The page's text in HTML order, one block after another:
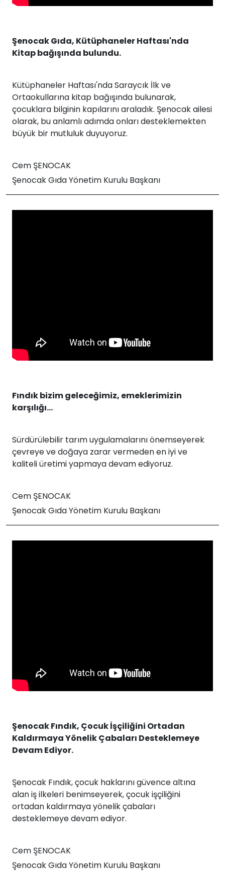
Şenocak Gıda, Kütüphaneler Haftası'nda
Kitap bağışında bulundu.
Kütüphaneler Haftası'nda Saraycık İlk ve
Ortaokullarına kitap bağışında bulunarak,
çocuklara bilginin kapılarını araladık. Şenocak ailesi
olarak, bu anlamlı adımda onları desteklemekten
büyük bir mutluluk duyuyoruz.
Cem ŞENOCAK
Şenocak Gıda Yönetim Kurulu Başkanı
Fındık bizim geleceğimiz, emeklerimizin
karşılığı...
Sürdürülebilir tarım uygulamalarını önemseyerek
çevreye ve doğaya zarar vermeden en iyi ve
kaliteli üretimi yapmaya devam ediyoruz.
Cem ŞENOCAK
Şenocak Gıda Yönetim Kurulu Başkanı
Şenocak Fındık, Çocuk İşçiliğini Ortadan
Kaldırmaya Yönelik Çabaları Desteklemeye
Devam Ediyor.
Şenocak Fındık, çocuk haklarını güvence altına
alan iş ilkeleri benimseyerek, çocuk işçiliğini
ortadan kaldırmaya yönelik çabaları
desteklemeye devam ediyor.
Cem ŞENOCAK
Şenocak Gıda Yönetim Kurulu Başkanı